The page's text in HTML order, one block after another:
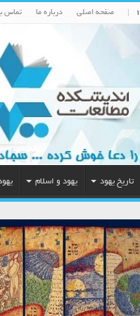
صفحه اصلی درباره ما تماس
تاریخ یهود یهود و اسلام